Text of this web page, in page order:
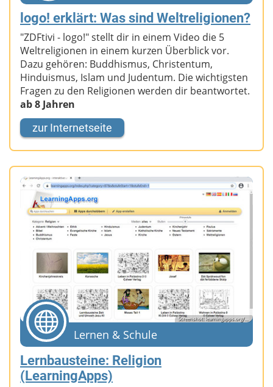
logo! erklärt: Was sind Weltreligionen?
"ZDFtivi - logo!" stellt dir in einem Video die 5
Weltreligionen in einem kurzen Überblick vor.
Dazu gehören: Buddhismus, Christentum,
Hinduismus, Islam und Judentum. Die wichtigsten
Fragen zu den Religionen werden dir beantwortet.
ab 8 Jahren
zur Internetseite
Screenshot: learningapps.org/...
Lernen & Schule
Lernbausteine: Religion
(LearningApps)